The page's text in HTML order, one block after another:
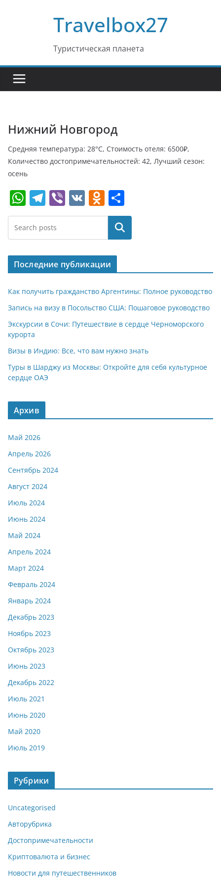
Travelbox27
Туристическая планета
Нижний Новгород
Средняя температура: 28°C, Стоимость отеля: 6500₽,
Количество достопримечательностей: 42, Лучший сезон:
осень
W
h
at
s
A
p
p
T
el
e
gr
a
m
Vi
b
V
K
O
d
o
kl
a
ss
ni
ki
т
п
р
в
и
т
ь
Поиск
Последние публикации
Как получить гражданство Аргентины: Полное руководство
Запись на визу в Посольство США: Пошаговое руководство
Экскурсии в Сочи: Путешествие в сердце Черноморского
курорта
Визы в Индию: Все, что вам нужно знать
Туры в Шарджу из Москвы: Откройте для себя культурное
сердце ОАЭ
Архив
Май 2026
Апрель 2026
Сентябрь 2024
Август 2024
Июль 2024
Июнь 2024
Май 2024
Апрель 2024
Март 2024
Февраль 2024
Январь 2024
Декабрь 2023
Ноябрь 2023
Октябрь 2023
Июнь 2023
Декабрь 2022
Июль 2021
Июнь 2020
Май 2020
Июль 2019
Рубрики
Uncategorised
Авторубрика
Достопримечательности
Криптовалюта и бизнес
Новости для путешественников